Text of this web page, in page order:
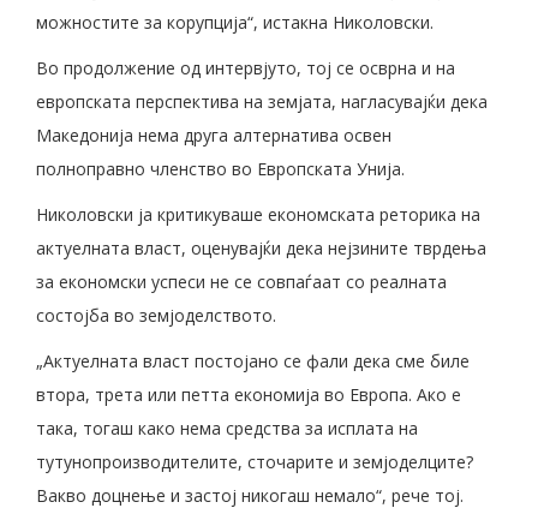
можностите за корупција“, истакна Николовски.
Во продолжение од интервјуто, тој се осврна и на
европската перспектива на земјата, нагласувајќи дека
Македонија нема друга алтернатива освен
полноправно членство во Европската Унија.
Николовски ја критикуваше економската реторика на
актуелната власт, оценувајќи дека нејзините тврдења
за економски успеси не се совпаѓаат со реалната
состојба во земјоделството.
„Актуелната власт постојано се фали дека сме биле
втора, трета или петта економија во Европа. Ако е
така, тогаш како нема средства за исплата на
тутунопроизводителите, сточарите и земјоделците?
Вакво доцнење и застој никогаш немало“, рече тој.